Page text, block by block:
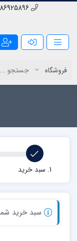
1. سبد خرید
سبد خرید